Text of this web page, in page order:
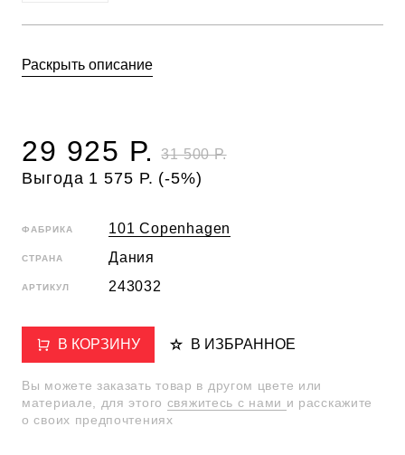
Раскрыть описание
31 500 Р.
29 925 Р.
Выгода 1 575 Р. (-5%)
ФАБРИКА 101 Copenhagen
СТРАНА Дания
АРТИКУЛ 243032
В КОРЗИНУ В ИЗБРАННОЕ
Вы можете заказать товар в другом цвете или
материале, для этого свяжитесь с нами и расскажите
о своих предпочтениях